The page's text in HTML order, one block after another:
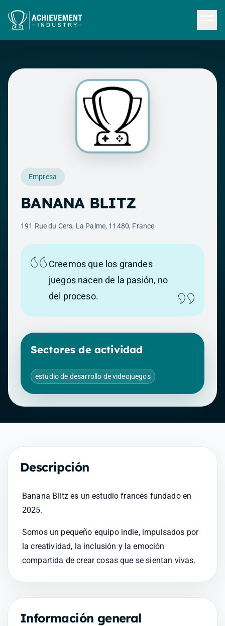
Empresa
BANANA BLITZ
191 Rue du Cers, La Palme, 11480, France
Creemos que los grandes
juegos nacen de la pasión, no
del proceso.
Sectores de actividad
estudio de desarrollo de videojuegos
Descripción
Banana Blitz es un estudio francés fundado en
2025.
Somos un pequeño equipo indie, impulsados por
la creatividad, la inclusión y la emoción
compartida de crear cosas que se sientan vivas.
Información general